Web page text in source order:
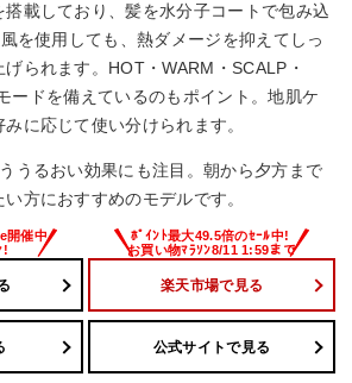
載しており、髪を水分子コートで包み込
を使用しても、熱ダメージを抑えてしっ
られます。HOT・WARM・SCALP・
ードを備えているのもポイント。地肌ケ
に応じて使い分けられます。
うるおい効果にも注目。朝から夕方まで
方におすすめのモデルです。
楽天市場で見る
公式サイトで見る